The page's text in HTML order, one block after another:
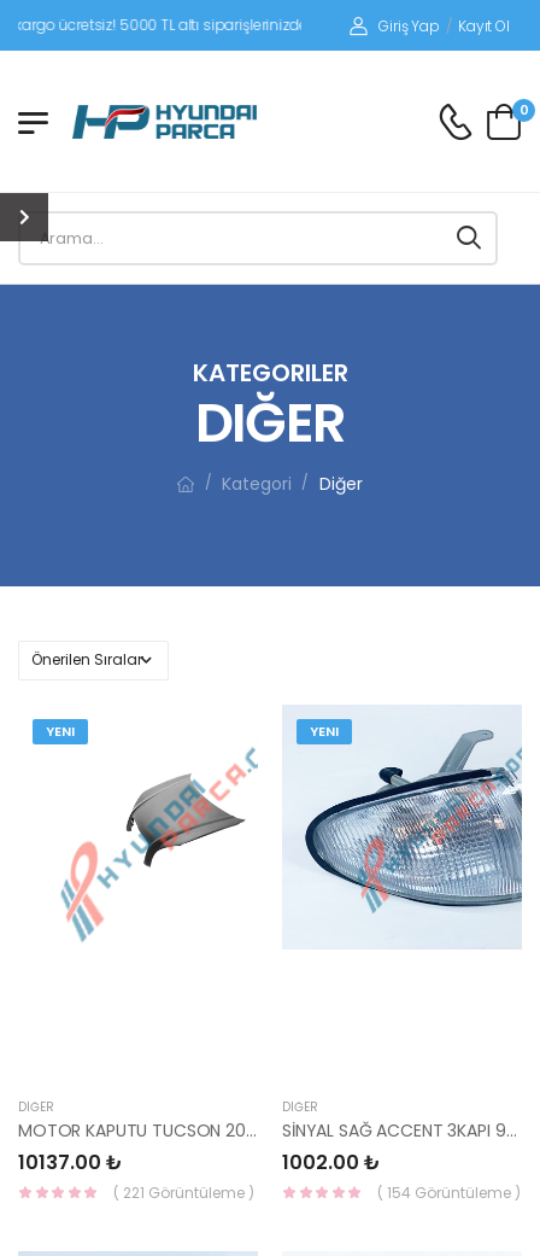
5000 TL altı siparişlerinizde siparişleriniz alıcı ödemeli gönderilir.
Giriş Yap / Kayıt Ol
0
KATEGORILER
DIĞER
/ Kategori / Diğer
YENI
DIĞER
MOTOR KAPUTU TUCSON 2005-2010 66400-2E020-YS
10137.00 ₺
( 221 Görüntüleme )
YENI
DIĞER
SİNYAL SAĞ ACCENT 3KAPI 92302-22211-YS
1002.00 ₺
( 154 Görüntüleme )